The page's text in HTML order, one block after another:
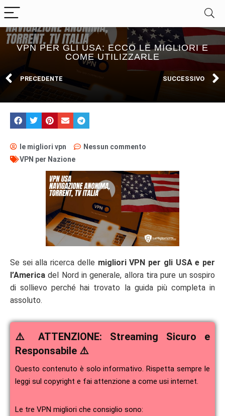
VPN PER GLI USA: ECCO LE MIGLIORI E
COME UTILIZZARLE
PRECEDENTE SUCCESSIVO
le migliori vpn
Nessun commento
VPN per Nazione
Se sei alla ricerca delle migliori VPN per gli USA e per
l’America del Nord in generale, allora tira pure un sospiro
di sollievo perché hai trovato la guida più completa in
assoluto.
⚠️ ATTENZIONE: Streaming Sicuro e
Responsabile ⚠️
Questo contenuto è solo informativo. Rispetta sempre le
leggi sul copyright e fai attenzione a come usi internet.
Le tre VPN migliori che consiglio sono: